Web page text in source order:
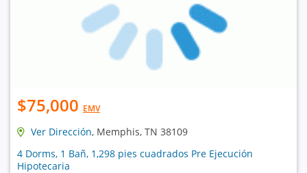
$75,000 EMV
Ver Dirección, Memphis, TN 38109
4 Dorms, 1 Bañ, 1,298 pies cuadrados Pre Ejecución
Hipotecaria